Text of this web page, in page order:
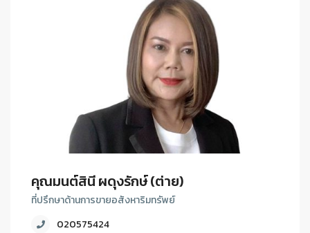
คุณมนต์สินี ผดุงรักษ์ (ต่าย)
ที่ปรึกษาด้านการขายอสังหาริมทรัพย์
020575424